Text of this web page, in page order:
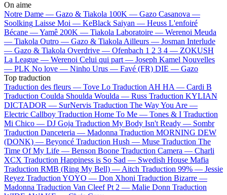
On aime
Notre Dame — Gazo & Tiakola 100K — Gazo Casanova —
Soolking Laisse Moi — KeBlack Saiyan — Heuss L'enfoiré
Bécane —Yamê 200K — Tiakola Laboratoire — Werenoi Meuda
— Tiakola Outro — Gazo & TiakolaAilleurs — Josman Interlude
— Gazo & Tiakola Overdrive — Ofenbach 1 2 3 4 — ZOKUSH
La League — Werenoi Celui qui part — Joseph Kamel Nouvelles
— PLK No love — Ninho Urus — Favé (FR) DIE — Gazo
Top traduction
Traduction des fleurs — Tove Lo Traduction AH HA — Cardi B
Traduction Coulda Shoulda Woulda — Russ Traduction KYLIAN
DICTADOR — SurNervis Traduction The Way You Are —
Electric Callboy Traduction Home To Me — Tones & I Traduction
Mi Chico — DJ Goja Traduction My Body Isn't Ready — Sombr
Traduction Danceteria — Madonna Traduction MORNING DEW
(DONK) — Beyoncé Traduction Hush — Muse Traduction The
Time Of My Life — Benson Boone Traduction Camera — Charli
XCX Traduction Happiness is So Sad — Swedish House Mafia
Traduction RMB (Ring My Bell) —Aitch Traduction 99% — Jessie
Reyez Traduction YOYO — Don Xhoni Traduction Bizarre —
Madonna Traduction Van Cleef Pt 2 — Malie Donn Traduction